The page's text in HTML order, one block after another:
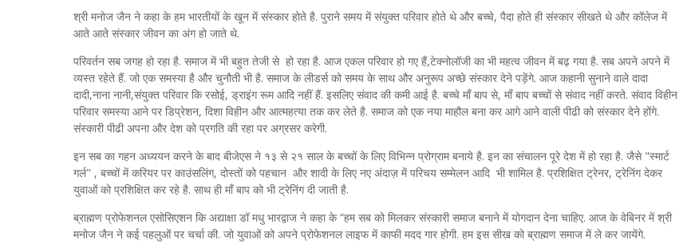
श्री मनोज जैन ने कहा के हम भारतीयों के खून में संस्कार होते है. पुराने समय में संयुक्त परिवार होते थे और बच्चे, पैदा होते ही संस्कार सीखते थे और कॉलेज में
आते आते संस्कार जीवन का अंग हो जाते थे.
परिवर्तन सब जगह हो रहा है. समाज में भी बहुत तेजी से हो रहा है. आज एकल परिवार हो गए हैं,टेक्नोलॉजी का भी महत्व जीवन में बढ़ गया है. सब अपने अपने में
व्यस्त रहेते हैं. जो एक समस्या है और चुनौती भी है. समाज के लीडर्स को समय के साथ और अनुरूप अच्छे संस्कार देने पड़ेंगे. आज कहानी सुनाने वाले दादा
दादी,नाना नानी,संयुक्त परिवार कि रसोई, ड्राइंग रूम आदि नहीं हैं. इसलिए संवाद की कमी आई है. बच्चे माँ बाप से, माँ बाप बच्चों से संवाद नहीं करते. संवाद विहीन
परिवार समस्या आने पर डिप्रेशन, दिशा विहीन और आत्महत्या तक कर लेते है. समाज को एक नया माहौल बना कर आगे आने वाली पीढी को संस्कार देने होंगे.
संस्कारी पीढी अपना और देश को प्रगति की रहा पर अग्रसर करेगी.
इन सब का गहन अध्ययन करने के बाद बीजेएस ने १३ से २१ साल के बच्चों के लिए विभिन्न प्रोग्राम बनाये है. इन का संचालन पूरे देश में हो रहा है. जैसे "स्मार्ट
गर्ल" , बच्चों में करियर पर काउंसलिंग, दोस्तों को पहचान और शादी के लिए नए अंदाज़ में परिचय सम्मेलन आदि भी शामिल है. प्रशिक्षित ट्रेनर, ट्रेनिंग देकर
युवाओं को प्रशिक्षित कर रहे है. साथ ही माँ बाप को भी ट्रेनिंग दी जाती है.
ब्राह्मण प्रोफेशनल एसोसिएशन कि अद्याक्षा डॉ मधु भारद्वाज ने कहा के “हम सब को मिलकर संस्कारी समाज बनाने में योगदान देना चाहिए. आज के वेबिनर में श्री
मनोज जैन ने कई पहलुओं पर चर्चा की. जो युवाओं को अपने प्रोफेशनल लाइफ में काफी मदद गार होगी. हम इस सीख को ब्राह्मण समाज में ले कर जायेंगे.